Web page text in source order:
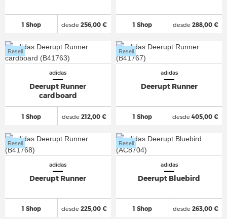
1 Shop desde 256,00 € 1 Shop desde288,00 €
adidas
Deerupt Runner
cardboard
1 Shop
Resell
desde 212,00 €
adidas
Deerupt Runner
1 Shop
Resell
desde 405,00 €
adidas
Deerupt Runner
1 Shop
Resell
desde 225,00 €
adidas
Deerupt Bluebird
1 Shop
Resell
desde263,00 €